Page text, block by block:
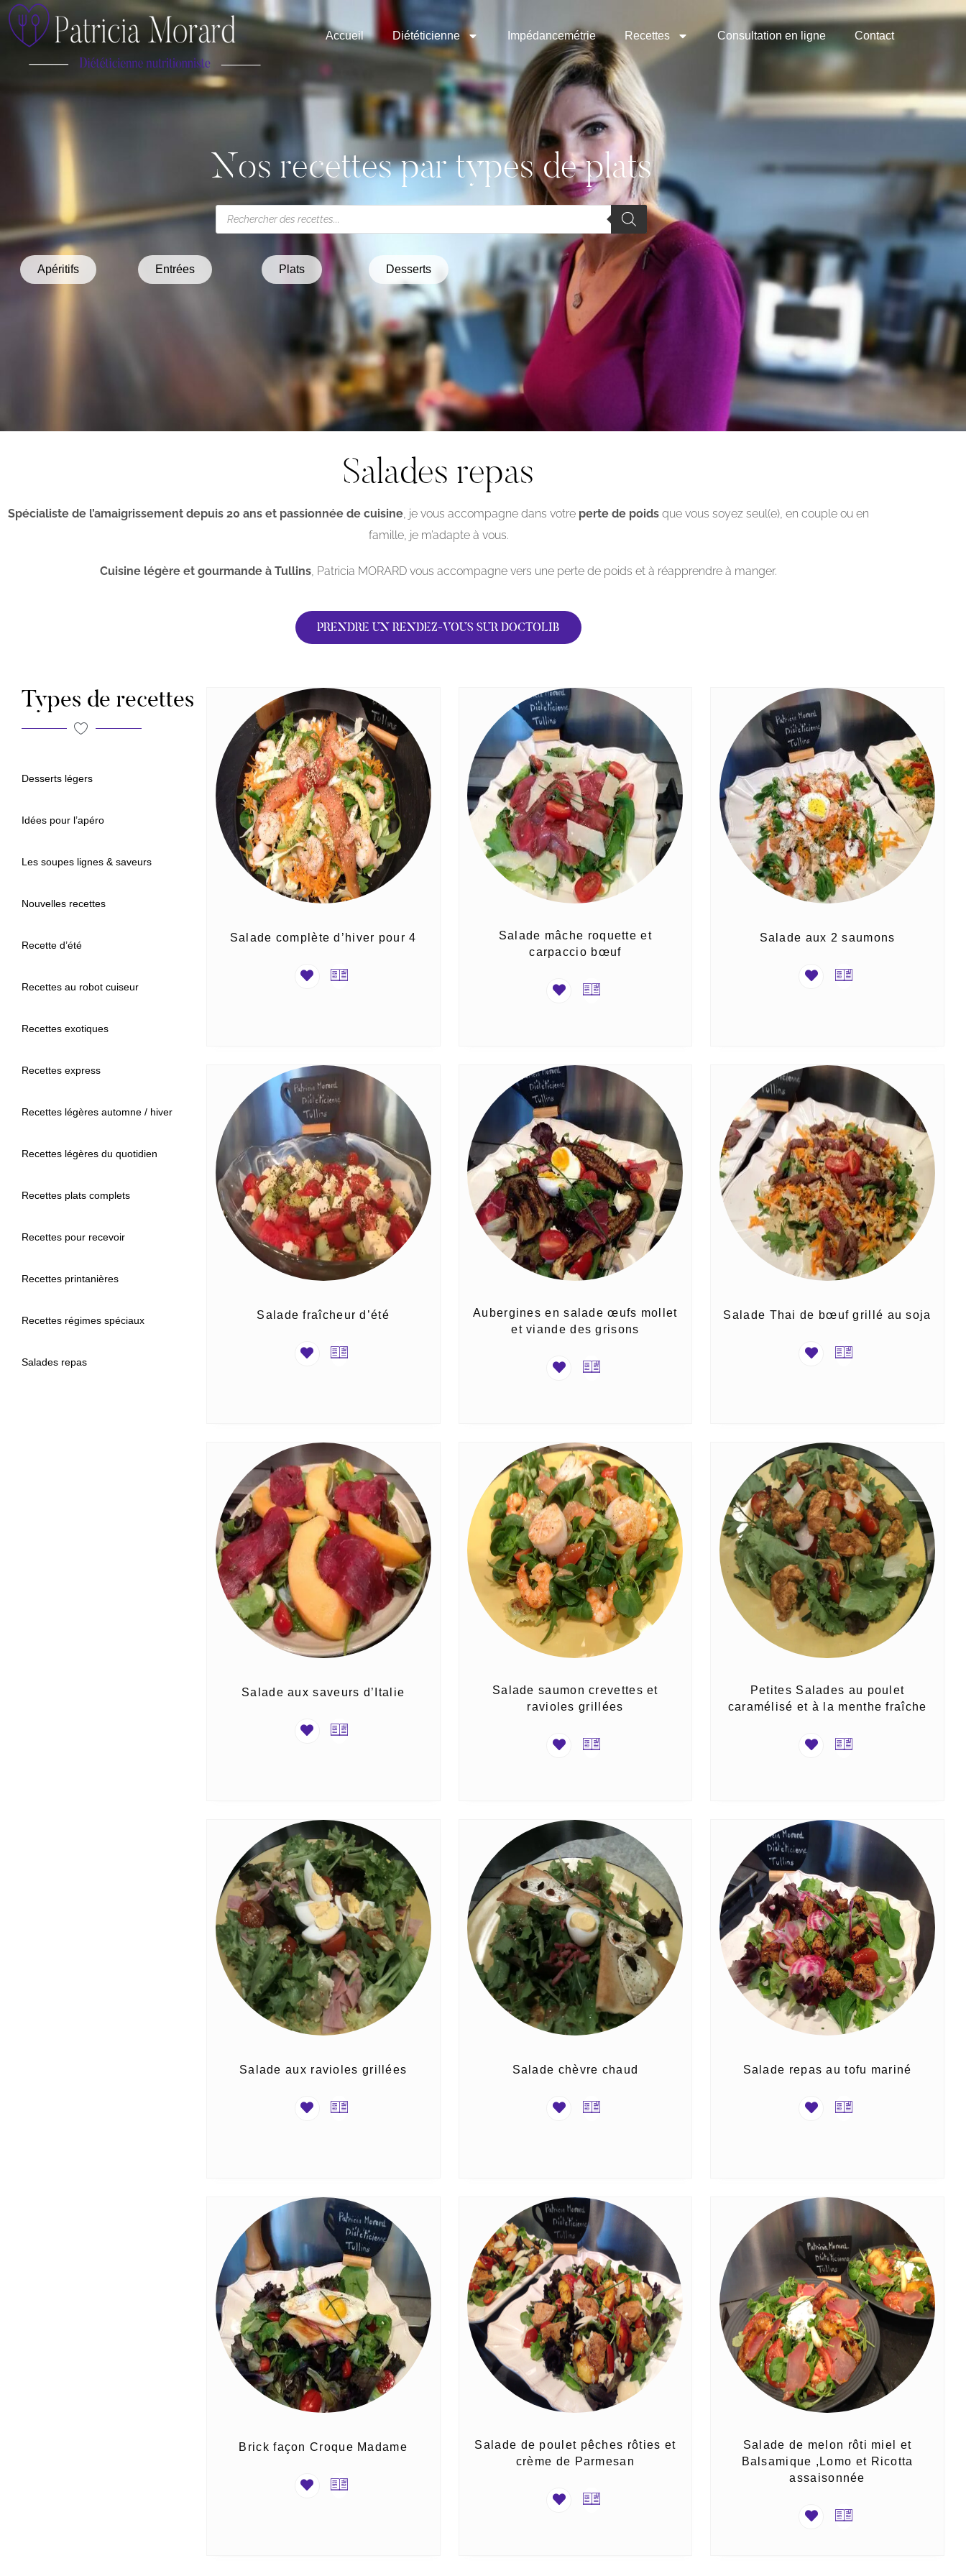
Accueil Diététicienne Impédancemétrie Recettes Consultation en ligne Contact
Nos recettes par types de plats
Apéritifs Entrées Plats Desserts
Salades repas
Spécialiste de l’amaigrissement depuis 20 ans et passionnée de cuisine, je vous accompagne dans votre perte de poids que vous soyez seul(e), en couple ou en
famille, je m’adapte à vous.
Cuisine légère et gourmande à Tullins, Patricia MORARD vous accompagne vers une perte de poids et à réapprendre à manger.
PRENDRE UN RENDEZ-VOUS SUR DOCTOLIB
Types de recettes
Desserts légers
Idées pour l’apéro
Les soupes lignes & saveurs
Nouvelles recettes
Recette d’été
Recettes au robot cuiseur
Recettes exotiques
Recettes express
Recettes légères automne / hiver
Recettes légères du quotidien
Recettes plats complets
Recettes pour recevoir
Recettes printanières
Recettes régimes spéciaux
Salades repas
Salade complète d’hiver pour 4
Salade mâche roquette et
carpaccio bœuf
Salade aux 2 saumons
Salade fraîcheur d’été
Aubergines en salade œufs mollet
et viande des grisons
Salade Thai de bœuf grillé au soja
Salade aux saveurs d’Italie
Salade saumon crevettes et
ravioles grillées
Petites Salades au poulet
caramélisé et à la menthe fraîche
Salade aux ravioles grillées Salade chèvre chaud Salade repas au tofu mariné
Brick façon Croque Madame
Salade de poulet pêches rôties et
crème de Parmesan
Salade de melon rôti miel et
Balsamique ,Lomo et Ricotta
assaisonnée